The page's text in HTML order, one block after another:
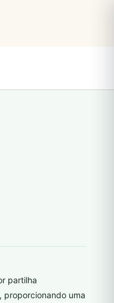
partilha
proporcionando uma